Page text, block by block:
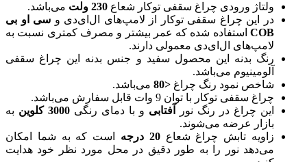
ولتاژ ورودی چراغ سقفی توکار شعاع 230 ولت می‌باشد.
در این چراغ سقفی توکار از لامپ‌های ال‌ای‌دی و سی ‌او ‌بی
COB استفاده شده که عمر بیشتر و مصرف کمتری نسبت به
لامپ‌های ال‌ای‌دی معمولی دارند.
رنگ بدنه این محصول سفید و جنس بدنه این چراغ سقفی
آلومینیوم می‌باشد.
شاخص نمود رنگ چراغ <
80 می‌باشد.
چراغ سقفی توکار با توان 9 وات قابل سفارش می‌باشد.
این چراغ‌ در رنگ نور
آفتابی و با دمای رنگی 3000 کلوین
به
بازار عرضه می‌شوند.
زاویه تابش چراغ شعاع20 درجه است که به شما امکان
می‌دهد نور را به طور دقیق در محل مورد نظر خود هدایت